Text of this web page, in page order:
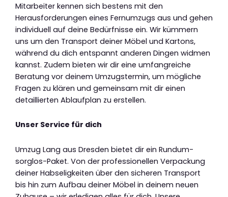
Mitarbeiter kennen sich bestens mit den
Herausforderungen eines Fernumzugs aus und gehen
individuell auf deine Bedürfnisse ein. Wir kümmern
uns um den Transport deiner Möbel und Kartons,
während du dich entspannt anderen Dingen widmen
kannst. Zudem bieten wir dir eine umfangreiche
Beratung vor deinem Umzugstermin, um mögliche
Fragen zu klären und gemeinsam mit dir einen
detaillierten Ablaufplan zu erstellen.
Unser Service für dich
Umzug Lang aus Dresden bietet dir ein Rundum-
sorglos-Paket. Von der professionellen Verpackung
deiner Habseligkeiten über den sicheren Transport
bis hin zum Aufbau deiner Möbel in deinem neuen